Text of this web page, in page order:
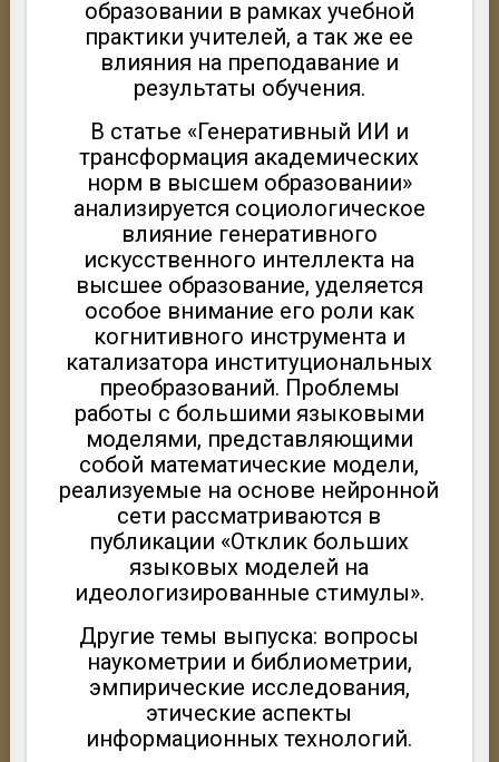
образовании в рамках учебной
практики учителей, а так же ее
влияния на преподавание и
результаты обучения.
В статье «Генеративный ИИ и
трансформация академических
норм в высшем образовании»
анализируется социологическое
влияние генеративного
искусственного интеллекта на
высшее образование, уделяется
особое внимание его роли как
когнитивного инструмента и
катализатора институциональных
преобразований. Проблемы
работы с большими языковыми
моделями, представляющими
собой математические модели,
реализуемые на основе нейронной
сети рассматриваются в
публикации «Отклик больших
языковых моделей на
идеологизированные стимулы».
Другие темы выпуска: вопросы
наукометрии и библиометрии,
эмпирические исследования,
этические аспекты
информационных технологий.